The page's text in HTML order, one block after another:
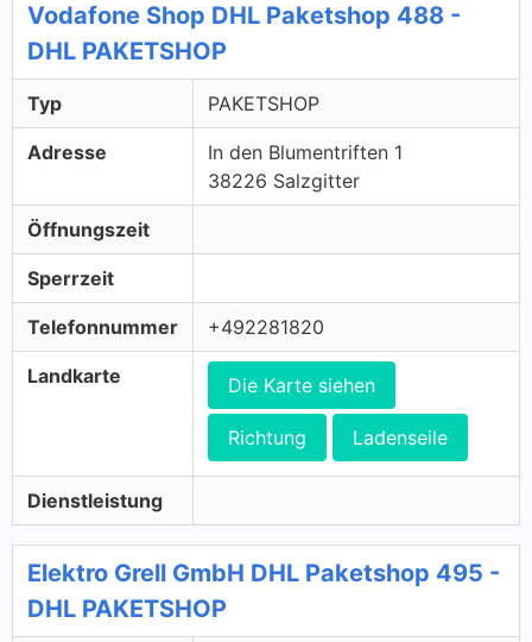
Vodafone Shop DHL Paketshop 488 -
DHL PAKETSHOP
Typ PAKETSHOP
Adresse
In den Blumentriften 1
38226 Salzgitter
Öffnungszeit
Sperrzeit
Telefonnummer +492281820
Landkarte Die Karte siehen
Richtung Ladenseile
Dienstleistung
Elektro Grell GmbH DHL Paketshop 495 -
DHL PAKETSHOP